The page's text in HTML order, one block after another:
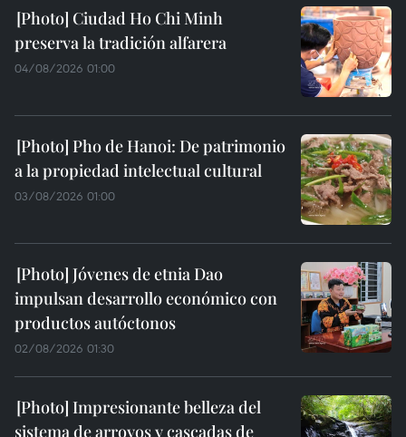
Ciudad Ho Chi Minh
preserva la tradición alfarera
04/08/2026 01:00
Pho de Hanoi: De patrimonio
a la propiedad intelectual cultural
03/08/2026 01:00
Jóvenes de etnia Dao
impulsan desarrollo económico con
productos autóctonos
02/08/2026 01:30
Impresionante belleza del
sistema de arroyos y cascadas de